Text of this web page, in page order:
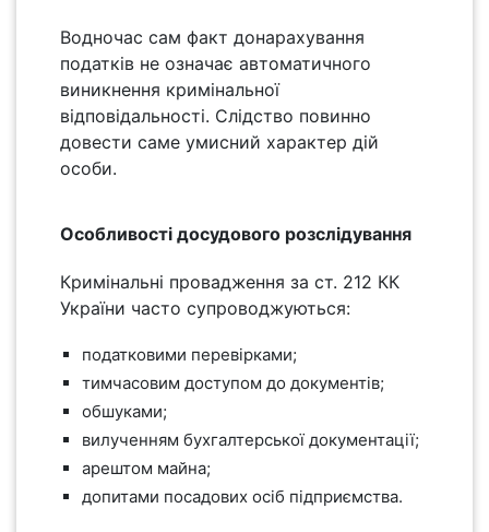
Водночас сам факт донарахування
податків не означає автоматичного
виникнення кримінальної
відповідальності. Слідство повинно
довести саме умисний характер дій
особи.
Особливості досудового розслідування
Кримінальні провадження за ст. 212 КК
України часто супроводжуються:
податковими перевірками;
тимчасовим доступом до документів;
обшуками;
вилученням бухгалтерської документації;
арештом майна;
допитами посадових осіб підприємства.